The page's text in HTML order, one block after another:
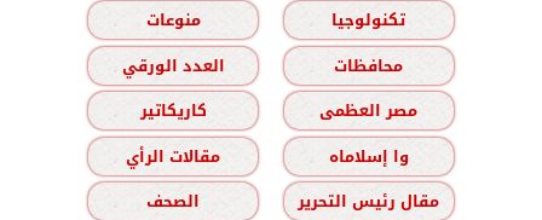
تكنولوجيا
منوعات
محافظات
العدد الورقي
مصر العظمى
كاريكاتير
وا إسلاماه
مقالات الرأي
مقال رئيس التحرير
الصحف